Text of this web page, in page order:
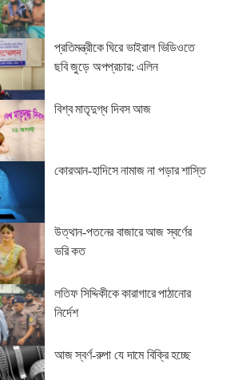
প্রতিমন্ত্রীকে ঘিরে ভাইরাল ভিডিওতে
ছবি জুড়ে অপপ্রচার: এলিন
বিশ্ব মাতৃদুগ্ধ দিবস আজ
কোরআন-হাদিসে নামাজ না পড়ার শাস্তি
উত্থান-পতনের বাজারে আজ স্বর্ণের
ভরি কত
লতিফ সিদ্দিকীকে কারাগারে পাঠানোর
নির্দেশ
আজ স্বর্ণ-রুপা যে দামে বিক্রি হচ্ছে